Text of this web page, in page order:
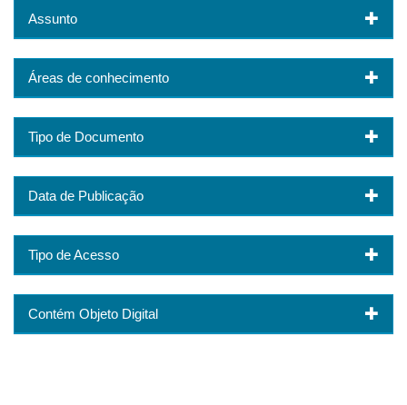
Assunto
Áreas de conhecimento
Tipo de Documento
Data de Publicação
Tipo de Acesso
Contém Objeto Digital